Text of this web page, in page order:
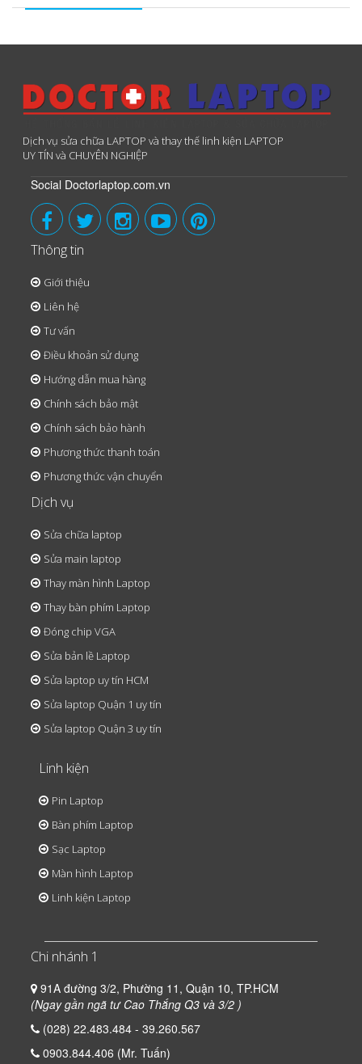
Dịch vụ sửa chữa LAPTOP và thay thế linh kiện LAPTOP
UY TÍN và CHUYÊN NGHIỆP
Social Doctorlaptop.com.vn
Thông tin
Giới thiệu
Liên hệ
Tư vấn
Điều khoản sử dụng
Hướng dẫn mua hàng
Chính sách bảo mật
Chính sách bảo hành
Phương thức thanh toán
Phương thức vận chuyển
Dịch vụ
Sửa chữa laptop
Sửa main laptop
Thay màn hình Laptop
Thay bàn phím Laptop
Đóng chip VGA
Sửa bản lề Laptop
Sửa laptop uy tín HCM
Sửa laptop Quận 1 uy tín
Sửa laptop Quận 3 uy tín
Linh kiện
Pin Laptop
Bàn phím Laptop
Sạc Laptop
Màn hình Laptop
Linh kiện Laptop
Chi nhánh 1
91A đường 3/2, Phường 11, Quận 10, TP.HCM
(Ngay gần ngã tư Cao Thắng Q3 và 3/2 )
(028) 22.483.484 - 39.260.567
0903.844.406 (Mr. Tuấn)